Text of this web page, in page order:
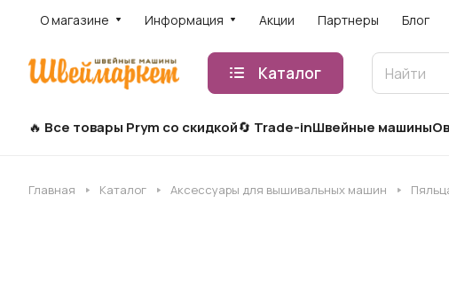
О магазине Информация Акции Партнеры Блог
Каталог
Все товары Prym со скидкой Trade-inШвейные машины
Главная Каталог Аксессуары для вышивальных машин